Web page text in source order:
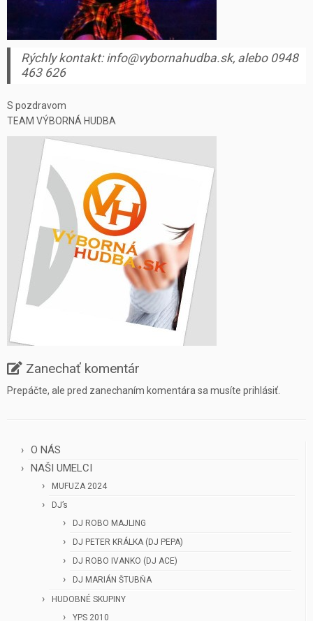
Rýchly kontakt: info@vybornahudba.sk, alebo 0948
463 626
S pozdravom
TEAM VÝBORNÁ HUDBA
Zanechať komentár
Prepáčte, ale pred zanechaním komentára sa musíte prihlásiť
O NÁS
NAŠI UMELCI
MUFUZA 2024
DJ’s
DJ ROBO MAJLING
DJ PETER KRÁLKA (DJ PEPA)
DJ ROBO IVANKO (DJ ACE)
DJ MARIÁN ŠTUBŇA
HUDOBNÉ SKUPINY
YPS 2010